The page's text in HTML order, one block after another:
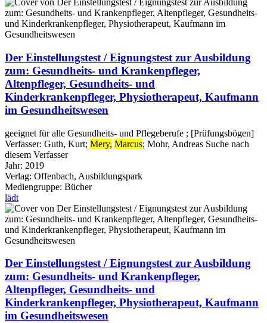
Der Einstellungstest / Eignungstest zur Ausbildung
zum: Gesundheits- und Krankenpfleger,
Altenpfleger, Gesundheits- und
Kinderkrankenpfleger, Physiotherapeut, Kaufmann
im Gesundheitswesen
geeignet für alle Gesundheits- und Pflegeberufe ; [Prüfungsbögen]
Verfasser: Guth, Kurt; Mery, Marcus; Mohr, Andreas Suche nach
diesem Verfasser
Jahr: 2019
Verlag: Offenbach, Ausbildungspark
Mediengruppe: Bücher
lädt
Der Einstellungstest / Eignungstest zur Ausbildung
zum: Gesundheits- und Krankenpfleger,
Altenpfleger, Gesundheits- und
Kinderkrankenpfleger, Physiotherapeut, Kaufmann
im Gesundheitswesen